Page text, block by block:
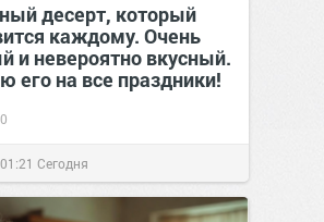
десерт, который
каждому. Очень
и невероятно вкусный.
его на все праздники!
0
01:21 Сегодня